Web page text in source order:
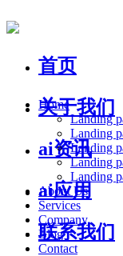
首页
关于我们
ai资讯
ai应用
联系我们
Home
Landing
Landing
Landing
Landing
Landing
About Us
Services
Company
Blog
Contact